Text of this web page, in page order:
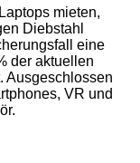
mieten,
Diebstahl
eine
der aktuellen
Ausgeschlossen
VR und